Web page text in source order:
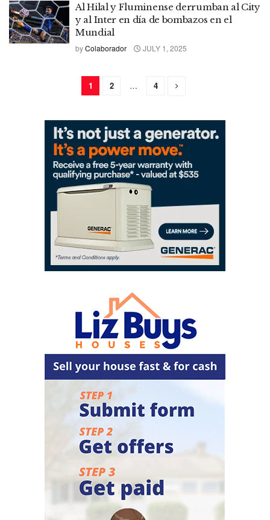
Al Hilal y Fluminense derrumban al City
y al Inter en día de bombazos en el
Mundial
byColaborador JULY 1, 2025
1 2 … 4